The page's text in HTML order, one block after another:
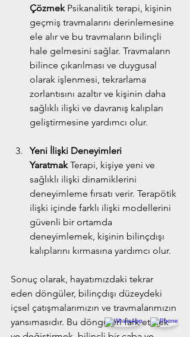
Çözmek Psikanalitik terapi, kişinin
geçmiş travmalarını derinlemesine
ele alır ve bu travmaların bilinçli
hale gelmesini sağlar. Travmaların
bilince çıkarılması ve duygusal
olarak işlenmesi, tekrarlama
zorlantısını azaltır ve kişinin daha
sağlıklı ilişki ve davranış kalıpları
geliştirmesine yardımcı olur.
Yeni İlişki Deneyimleri
Yaratmak Terapi, kişiye yeni ve
sağlıklı ilişki dinamiklerini
deneyimleme fırsatı verir. Terapötik
ilişki içinde farklı ilişki modellerini
güvenli bir ortamda
deneyimlemek, kişinin bilinçdışı
kalıplarını kırmasına yardımcı olur.
Sonuç olarak, hayatımızdaki tekrar
eden döngüler, bilinçdışı düzeydeki
içsel çatışmalarımızın ve travmalarımızın
yansımasıdır. Bu döngüleri fark etmek